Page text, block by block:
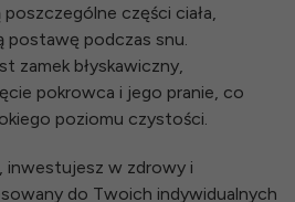
części ciała,
postawę podczas snu.
zamek błyskawiczny,
pokrowca i jego pranie, co
poziomu czystości.
inwestujesz w zdrowy i
do Twoich indywidualnych